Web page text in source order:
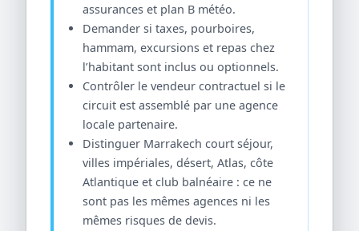
assurances et plan B météo.
Demander si taxes, pourboires,
hammam, excursions et repas chez
l’habitant sont inclus ou optionnels.
Contrôler le vendeur contractuel si le
circuit est assemblé par une agence
locale partenaire.
Distinguer Marrakech court séjour,
villes impériales, désert, Atlas, côte
Atlantique et club balnéaire : ce ne
sont pas les mêmes agences ni les
mêmes risques de devis.